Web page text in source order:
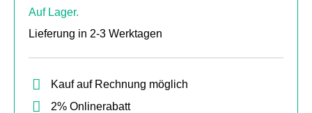
Auf Lager.
Lieferung in 2-3 Werktagen
Kauf auf Rechnung möglich
2% Onlinerabatt